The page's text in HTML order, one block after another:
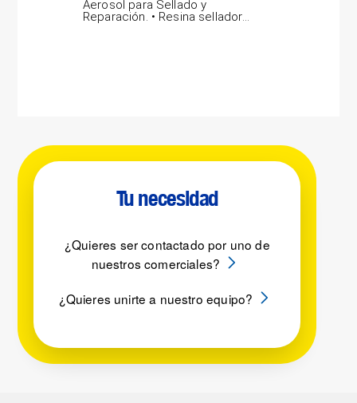
Aerosol para Sellado y
Reparación. • Resina selladora
Tu necesidad
¿Quieres ser contactado por uno de
nuestros comerciales?
¿Quieres unirte a nuestro equipo?